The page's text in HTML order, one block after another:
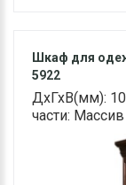
Шкаф для
5922
ДхГхВ(мм):
части: